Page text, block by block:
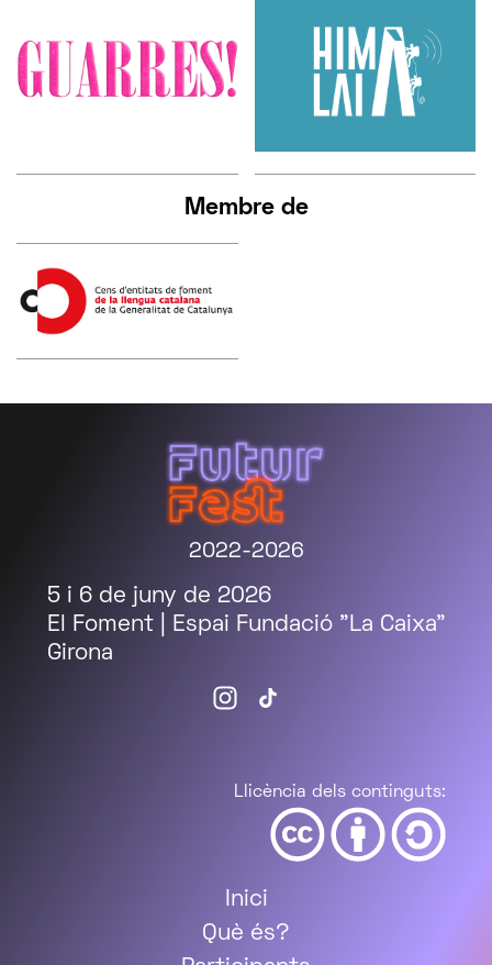
Membre de
2022-2026
Inici
Què és?
5 i 6 de juny de 2026
El Foment | Espai Fundació "La Caixa"
Girona
Llicència dels continguts: